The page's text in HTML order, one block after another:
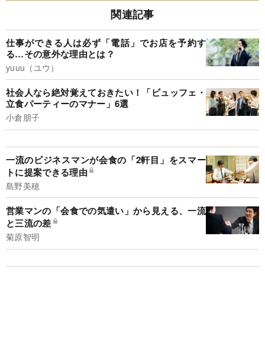
関連記事
仕事ができる人は必ず「電話」でお店を予約す
る…その意外な理由とは？
yuuu（ユウ）
社会人なら絶対覚えておきたい！「ビュッフェ・
立食パーティーのマナー」6選
小倉朋子
一流のビジネスマンが会食の「2軒目」をスマー
トに提案できる理由
島野美穂
営業マンの「会食での気遣い」から見える、一流
と三流の差
菊原智明